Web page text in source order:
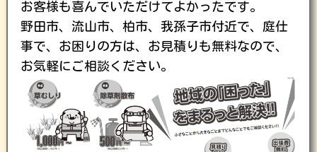
お客様も喜んでいただけてよかったです。
野田市、流山市、柏市、我孫子市付近で、庭仕
事で、お困りの方は、お見積りも無料なので、
お気軽にご相談ください。